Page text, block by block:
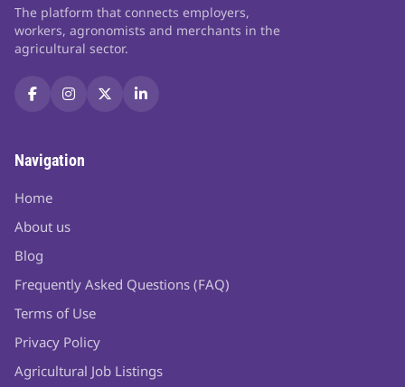
The platform that connects employers,
workers, agronomists and merchants in the
agricultural sector.
Navigation
Home
About us
Blog
Frequently Asked Questions (FAQ)
Terms of Use
Privacy Policy
Agricultural Job Listings